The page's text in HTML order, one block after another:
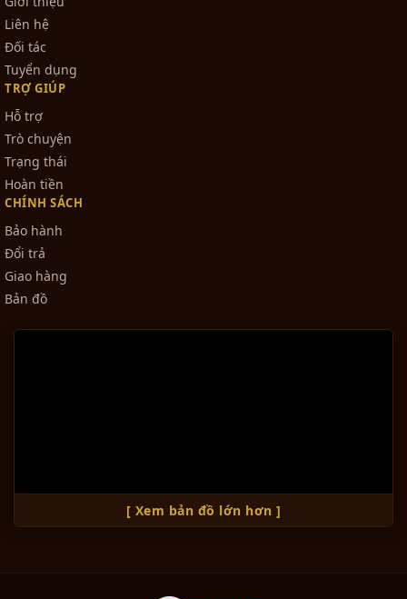
Liên hệ
Đối tác
Tuyển dụng
TRỢ GIÚP
Hỗ trợ
Trò chuyện
Trạng thái
Hoàn tiền
CHÍNH SÁCH
Bảo hành
Đổi trả
Giao hàng
Bản đồ
[ Xem bản đồ lớn hơn ]